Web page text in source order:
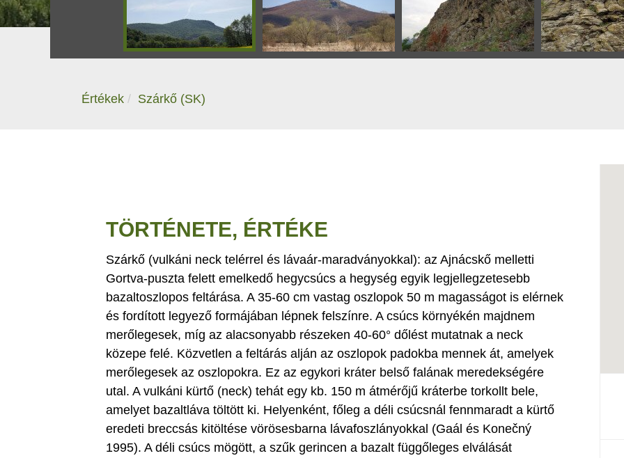
Értékek Szárkő (SK)
TÖRTÉNETE, ÉRTÉKE
Szárkő (vulkáni neck telérrel és lávaár-maradványokkal): az Ajnácskő melletti
Gortva-puszta felett emelkedő hegycsúcs a hegység egyik legjellegzetesebb
bazaltoszlopos feltárása. A 35-60 cm vastag oszlopok 50 m magasságot is elérnek
és fordított legyező formájában lépnek felszínre. A csúcs környékén majdnem
merőlegesek, míg az alacsonyabb részeken 40-60° dőlést mutatnak a neck
közepe felé. Közvetlen a feltárás alján az oszlopok padokba mennek át, amelyek
merőlegesek az oszlopokra. Ez az egykori kráter belső falának meredekségére
utal. A vulkáni kürtő (neck) tehát egy kb. 150 m átmérőjű kráterbe torkollt bele,
amelyet bazaltláva töltött ki. Helyenként, főleg a déli csúcsnál fennmaradt a kürtő
eredeti breccsás kitöltése vörösesbarna lávafoszlányokkal (Gaál és Konečný
1995). A déli csúcs mögött, a szűk gerincen a bazalt függőleges elválását